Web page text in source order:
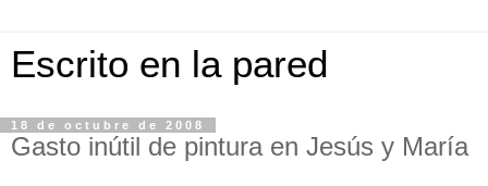
Escrito en la pared
18 de octubre de 2008
Gasto inútil de pintura en Jesús y María